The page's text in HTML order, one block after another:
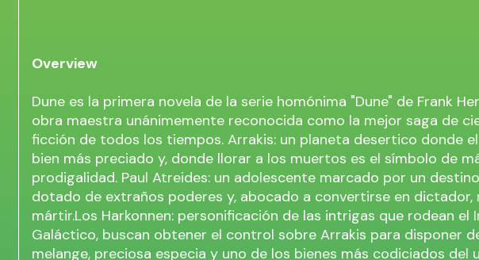
Overview
Dune es la primera novela de la serie homónima "Dune" de Frank
obra maestra unánimemente reconocida como la mejor saga de
ficción de todos los tiempos. Arrakis: un planeta desertico donde
bien más preciado y, donde llorar a los muertos es el símbolo de
prodigalidad. Paul Atreides: un adolescente marcado por un
dotado de extraños poderes y, abocado a convertirse en dictador,
mártir.Los Harkonnen: personificación de las intrigas que rodean el
Galáctico, buscan obtener el control sobre Arrakis para disponer
melange, preciosa especia y uno de los bienes más codiciados del